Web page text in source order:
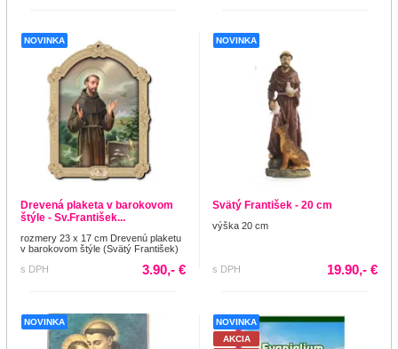
NOVINKA
Drevená plaketa v barokovom
štýle - Sv.František...
rozmery 23 x 17 cm Drevenú plaketu
v barokovom štýle (Svätý František)
s DPH
3.90,- €
NOVINKA
Svätý František - 20 cm
výška 20 cm
s DPH 19.90,- €
NOVINKA
NOVINKA
AKCIA